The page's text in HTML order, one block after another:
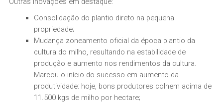
Consolidação do plantio direto na pequena
propriedade;
Mudança zoneamento oficial da época plantio da
cultura do milho, resultando na estabilidade de
produção e aumento nos rendimentos da cultura.
Marcou o início do sucesso em aumento da
produtividade: hoje, bons produtores colhem acima de
11.500 kgs de milho por hectare;